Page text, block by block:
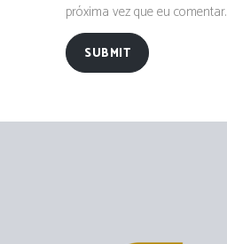
próxima vez que eu comentar.
SUBMIT